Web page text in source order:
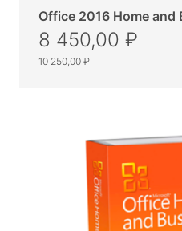
Office 2016 Home and
8 450,00 ₽
10 250,00 ₽